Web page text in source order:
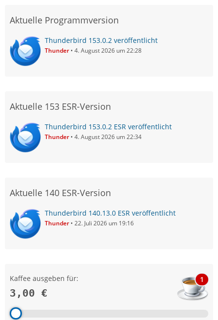
Aktuelle Programmversion
Thunderbird 153.0.2 veröffentlicht
Thunder 4. August 2026 um 22:28
Aktuelle 153 ESR-Version
Thunderbird 153.0.2 ESR veröffentlicht
Thunder 4. August 2026 um 22:34
Aktuelle 140 ESR-Version
Thunderbird 140.13.0 ESR veröffentlicht
Thunder 22. Juli 2026 um 19:16
Kaffee ausgeben für:
3,00 €
1